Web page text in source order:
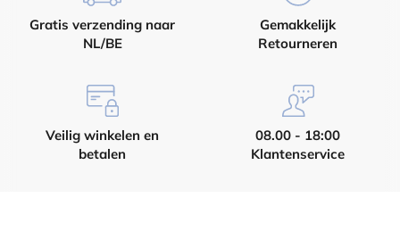
Gratis verzending naar
NL/BE
Gemakkelijk
Retourneren
Veilig winkelen en
betalen
08.00 - 18:00
Klantenservice